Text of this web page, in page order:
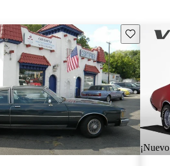
Guarda